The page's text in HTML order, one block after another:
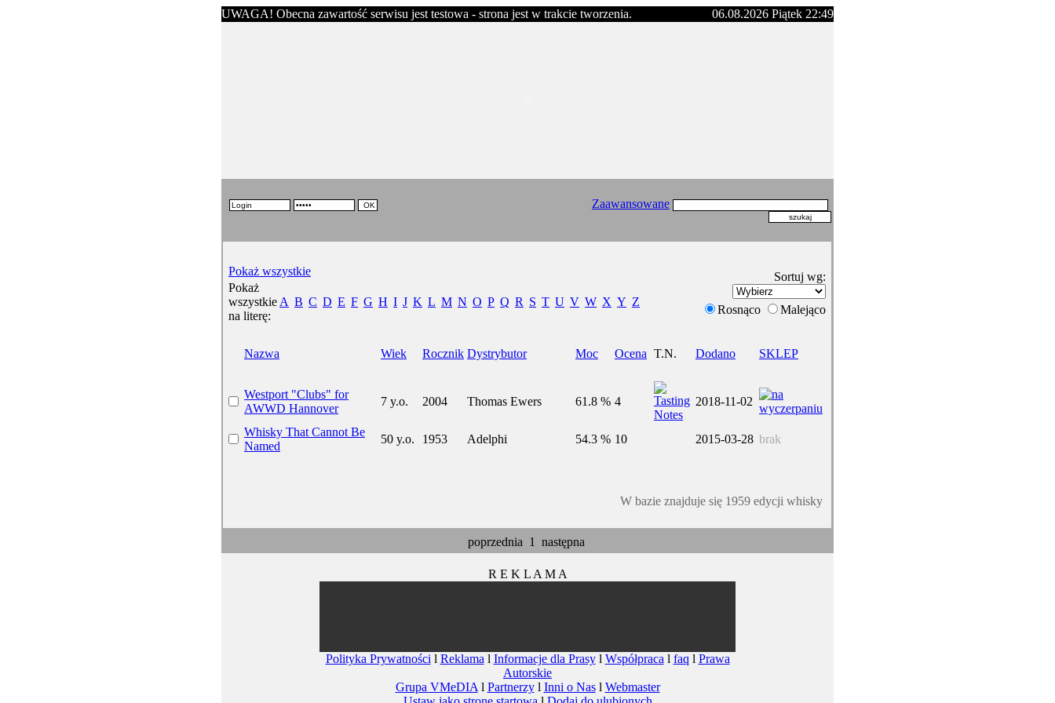
UWAGA! Obecna zawartość serwisu jest testowa - strona jest w trakcie tworzenia. 06.08.2026 Piątek 22:49
Zaawansowane
Pokaż wszystkie
Pokaż
wszystkie
na literę:
A B C D E F G H I J K L M N O P Q R S T U V W X Y Z
Sortuj wg:
Rosnąco Malejąco
Nazwa Wiek Rocznik Dystrybutor Moc Ocena T.N. Dodano SKLEP
Westport "Clubs" for
AWWD Hannover
7 y.o. 2004 Thomas Ewers 61.8 % 4 2018-11-02
Whisky That Cannot Be
Named
50 y.o. 1953 Adelphi 54.3 % 10 2015-03-28 brak
W bazie znajduje się 1959 edycji whisky
poprzednia 1 następna
R E K L A M A
Polityka Prywatności l Reklama l Informacje dla Prasyl Współpraca l faq l Prawa
Autorskie
Grupa VMeDIA l Partnerzyl Inni o Nasl Webmaster